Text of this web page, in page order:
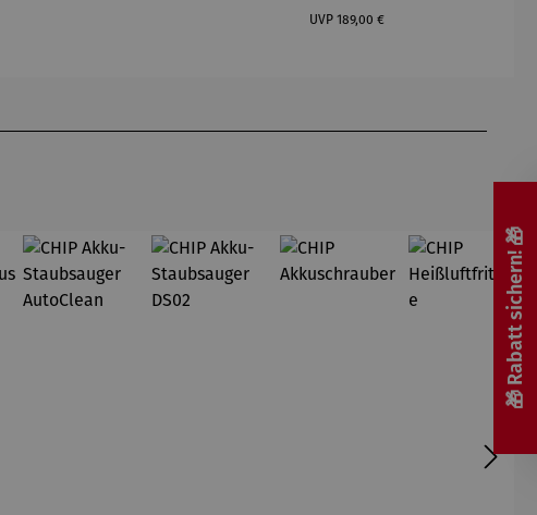
Edition
UVP Regulärer Preis:
189,00 €
🎁 Rabatt sichern! 🎁